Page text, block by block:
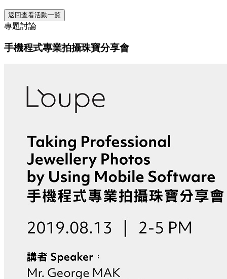
返回查看活動一覧
專題討論
手機程式專業拍攝珠寶分享會